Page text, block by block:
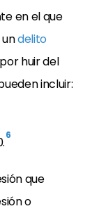
en el que
delito
huir del
incluir:
6
que
o